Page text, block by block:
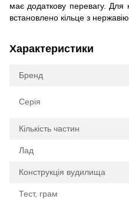
має додаткову перевагу. Для
встановлено кільце з
Характеристики
Бренд
Серія
Кількість частин
Лад
Конструкція вудилища
Тест, грам